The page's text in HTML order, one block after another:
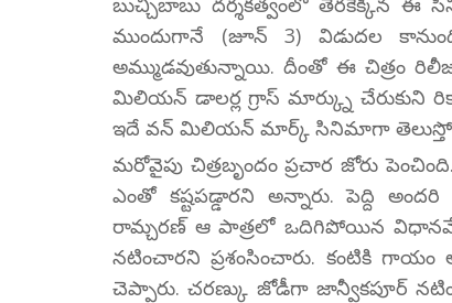
ముందుగానే (జూన్ 3) విడుదల
అమ్ముడవుతున్నాయి. దీంతో ఈ చిత్రం
మిలియన్ డాలర్ల గ్రాస్ మార్క్ను చేరుకుని
ఇదే వన్ మిలియన్ మార్క్ సినిమాగా
మరోవైపు చిత్రబృందం ప్రచార జోరు
ఎంతో కష్టపడ్డారని అన్నారు. పెద్ది
రామ్చరణ్ ఆ పాత్రలో ఒదిగిపోయిన
నటించారని ప్రశంసించారు. కంటికి
చెప్పారు. చరణ్కు జోడీగా జాన్వీకపూర్